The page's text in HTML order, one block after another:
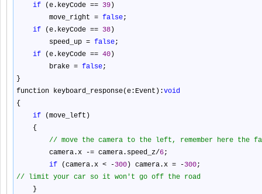
if (e.keyCode == 39 )
move_right = false;
if (e.keyCode == 38 )
speed_up = false;
if (e.keyCode == 40 )
brake = false;
}
function keyboard_response(e:Event):void
{
if (move_left)
{
// move the camera to the left, remember here the
camera.x
-= camera.speed_z/6;
if (camera.x < -300 ) camera.x = -300;
// limit your car so it won't go off the road
}